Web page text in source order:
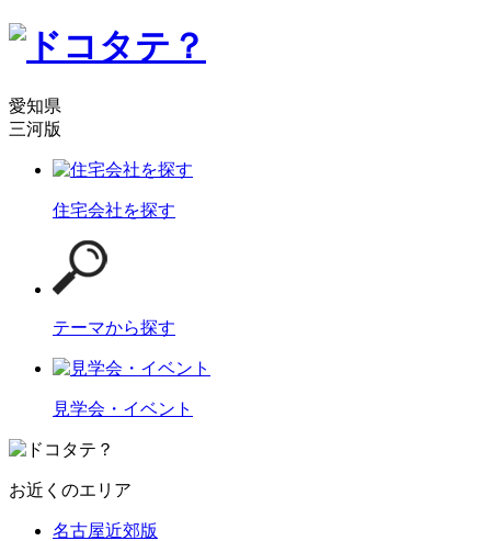
愛知県
三河版
住宅会社を探す
テーマから探す
見学会・イベント
お近くのエリア
名古屋近郊版